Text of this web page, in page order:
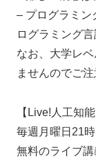
– プログラミン
ログラミング
なお、大学レ
ませんのでご注
【Live!人工知能
毎週月曜日21
無料のライブ講